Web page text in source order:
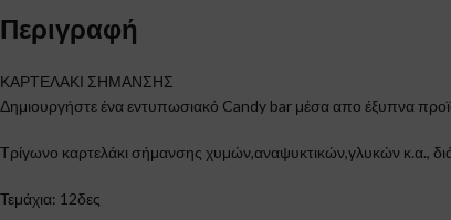
Περιγραφή
ΚΑΡΤΕΛΑΚΙ ΣΗΜΑΝΣΗΣ
Δημιουργήστε ένα εντυπωσιακό Candy bar μέσα απο έξυπνα
Τρίγωνο καρτελάκι σήμανσης χυμών,αναψυκτικών,γλυκών κ.α.,
Τεμάχια: 12δες